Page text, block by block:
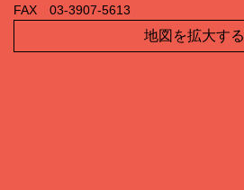
FAX 03‐3907‐5613
地図を拡大する